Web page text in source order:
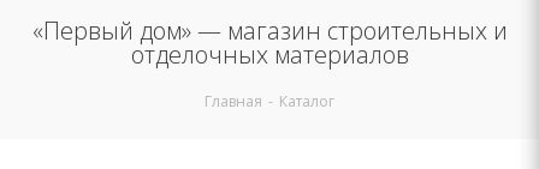
«Первый дом» — магазин строительных и
отделочных материалов
Главная - Каталог